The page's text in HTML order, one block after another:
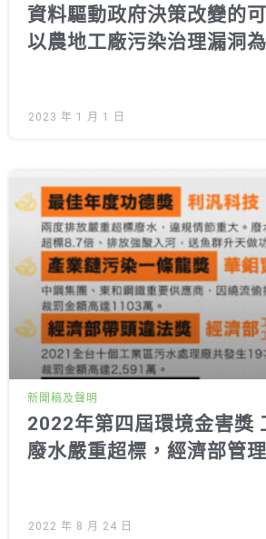
資料驅動政府決策改變的可
以農地工廠污染治理漏洞
2023 年 1 月 1 日
新聞稿及聲明
2022年第四屆環境金害獎
廢水嚴重超標，經濟部管
2022 年 8 月 24 日